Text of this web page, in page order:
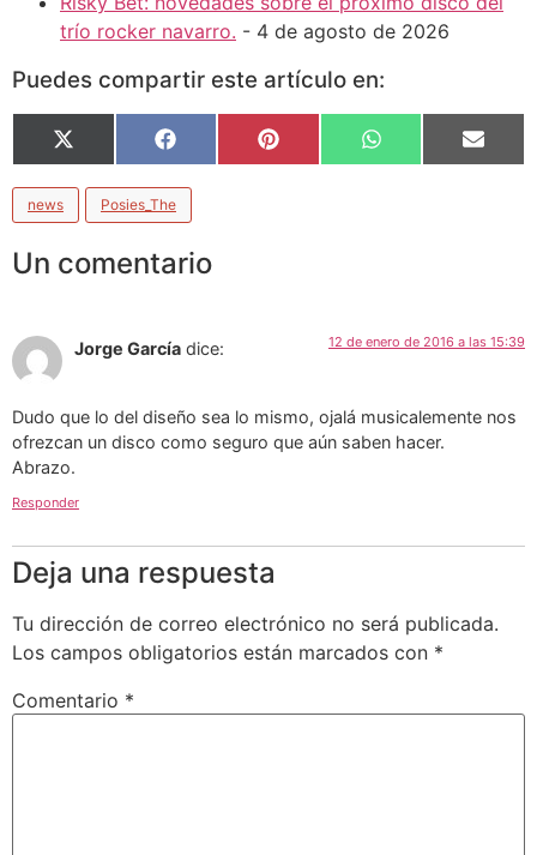
trío rocker navarro. - 4 de agosto de 2026
Puedes compartir este artículo en:
X
(Twitter)
Facebook Pinterest WhatsApp Email
news Posies_The
Un comentario
Jorge García dice: 12 de enero de 2016 a las 15:39
Dudo que lo del diseño sea lo mismo, ojalá musicalemente nos
ofrezcan un disco como seguro que aún saben hacer.
Abrazo.
Responder
Deja una respuesta
Tu dirección de correo electrónico no será publicada.
Los campos obligatorios están marcados con *
Comentario *